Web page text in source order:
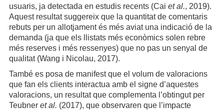
usuaris, ja detectada en estudis recents (Cai et al., 2019).
Aquest resultat suggereix que la quantitat de comentaris
rebuts per un allotjament és més aviat una indicació de la
demanda (ja que els llistats més econòmics solen rebre
més reserves i més ressenyes) que no pas un senyal de
qualitat (Wang i Nicolau, 2017).
També es posa de manifest que el volum de valoracions
que fan els clients interactua amb el signe d’aquestes
valoracions, un resultat que complementa l’obtingut per
Teubner et al. (2017), que observaren que l’impacte